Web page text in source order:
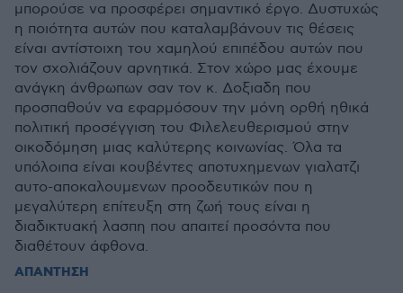
μπορούσε να προσφέρει σημαντικό έργο. Δυστυχώς
η ποιότητα αυτών που καταλαμβάνουν τις θέσεις
είναι αντίστοιχη του χαμηλού επιπέδου αυτών που
τον σχολιάζουν αρνητικά. Στον χώρο μας έχουμε
ανάγκη άνθρωπων σαν τον κ. Δοξιαδη που
προσπαθούν να εφαρμόσουν την μόνη ορθή ηθικά
πολιτική προσέγγιση του Φιλελευθερισμού στην
οικοδόμηση μιας καλύτερης κοινωνίας. Όλα τα
υπόλοιπα είναι κουβέντες αποτυχημενων γιαλατζι
αυτο-αποκαλουμενων προοδευτικών που η
μεγαλύτερη επίτευξη στη ζωή τους είναι η
διαδικτυακή λασπη που απαιτεί προσόντα που
διαθέτουν άφθονα.
ΑΠΑΝΤΗΣΗ